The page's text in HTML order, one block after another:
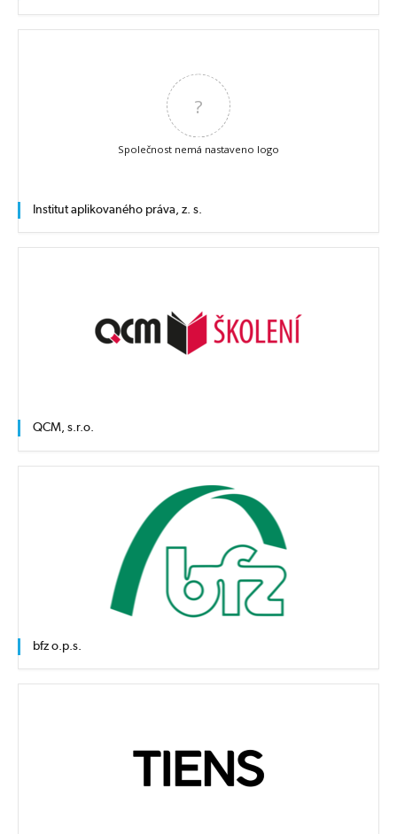
?
Společnost nemá nastaveno logo
Institut aplikovaného práva, z. s.
QCM, s.r.o.
bfz o.p.s.